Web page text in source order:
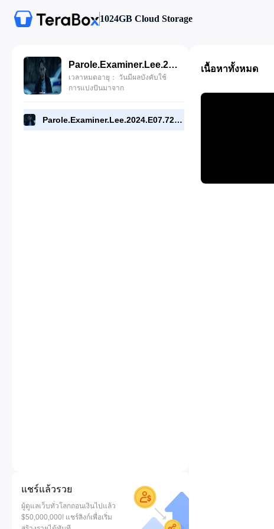
1024GB Cloud Storage
Parole.Examiner.Lee.2024.E07.720p.WEB.[RMC].mp4
เวลาหมดอายุ： วันมีผลบังคับใช้
การแบ่งปันมาจาก
Parole.Examiner.Lee.2024.E07.720p.WEB.[RMC].mp4
แชร์แล้วรวย
ผู้ดูแลเว็บทั่วโลกถอนเงินไปแล้ว
$50,000,000! แชร์ลิงก์เพื่อเริ่ม
เนื้อหาทั้งหมด